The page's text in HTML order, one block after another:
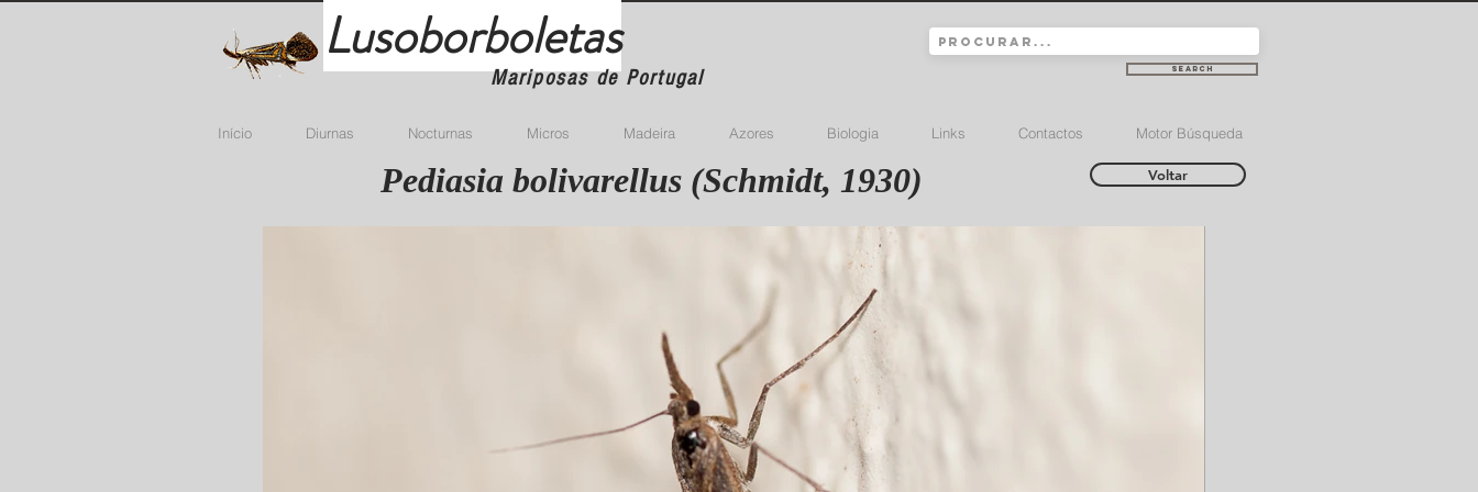
Lusoborboletas
Mariposas de Portugal Search
Início Diurnas Nocturnas Micros Madeira Azores Biologia Links Contactos Motor Búsqueda
Pediasia bolivarellus (Schmidt, 1930) Voltar